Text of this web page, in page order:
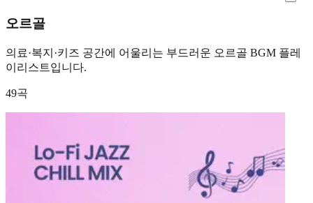
오르골
의료·복지·키즈 공간에 어울리는 부드러운 오르골 BGM 플레
이리스트입니다.
49곡